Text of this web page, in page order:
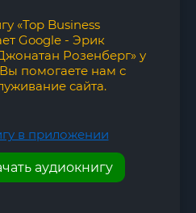
«Top Business
Google - Эрик
Розенберг» у
помогаете нам с
сайта.
в приложении
аудиокнигу